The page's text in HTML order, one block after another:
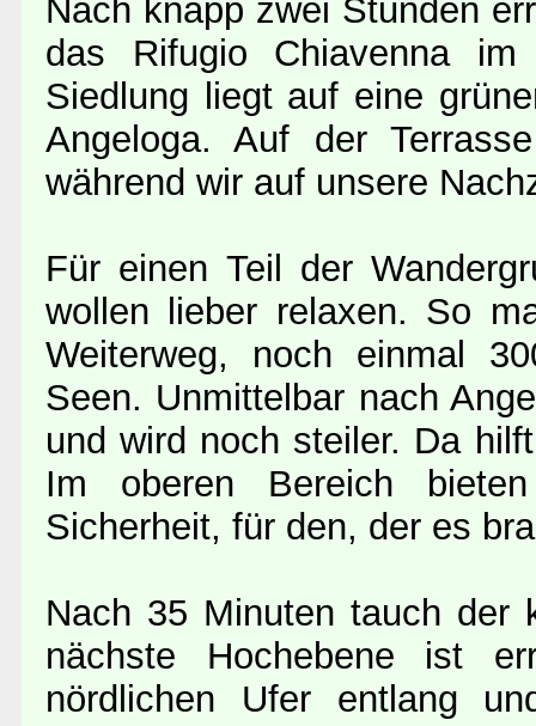
Nach knapp zwei Stunden
das Rifugio Chiavenna im
Siedlung liegt auf eine
Angeloga. Auf der
während wir auf unsere
Für einen Teil der
wollen lieber relaxen. So
Weiterweg, noch einmal
Seen. Unmittelbar nach
und wird noch steiler. Da
Im oberen Bereich
Sicherheit, für den, der es
Nach 35 Minuten tauch
nächste Hochebene ist
nördlichen Ufer entlang